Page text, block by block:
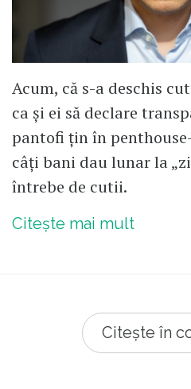
Acum, că s-a deschis
ca și ei să declare
pantofi țin în
câți bani dau lunar la
întrebe de cutii.
Citește mai mult
Citește în